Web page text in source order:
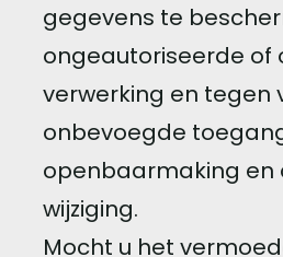
gegevens te
ongeautoriseerde of
verwerking en tegen
onbevoegde
openbaarmaking en
wijziging.
Mocht u het